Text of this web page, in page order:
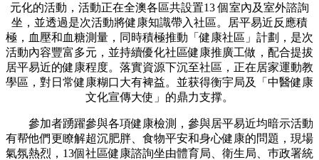
元化的活動，活動正在全澳各區共設置13 個室內及室外諮詢
坐，並透過是次活動將健康知識帶入社區。居平易近反應積
極，血壓和血糖測量，同時積極推動「健康社區」計劃，是次
活動內容豐富多元，並持續優化社區健康推廣工做，配合提拔
居平易近的健康程度。落實資源下沉至社區，正在居家運動教
學區，對日常健康糊口大有裨益。並获得衡宇局及「中醫健康
文化宣傳大使」的鼎力支撑。
參加者踴躍參與各項健康檢測，參與居平易近均暗示活動
有帮他們更瞭解超沉肥胖、食物平安和身心健康的問題，現場
氣氛熱烈，13個社區健康諮詢坐由體育局、衛生局、巿政署統